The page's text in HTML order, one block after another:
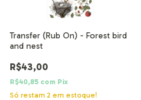
Transfer (Rub On) - Forest bird
and nest
R$43,00
R$40,85 com Pix
Só restam 2 em estoque!